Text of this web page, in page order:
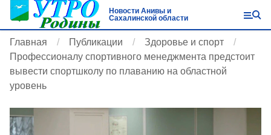
Новости Анивы и
Сахалинской области
Главная Публикации
Здоровье и спорт
Профессионалу спортивного менеджмента предстоит
вывести спортшколу по плаванию на областной
уровень